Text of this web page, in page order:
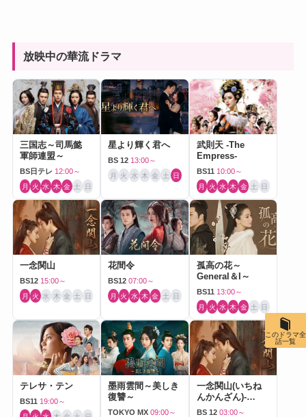
放映中の華流ドラマ
三国志～司馬懿
軍師連盟～
BS日テレ 12:00～
月 火 水 木 金 土 日
星より輝く君へ
BS 12 13:00～
月 火 水 木 金 土 日
武則天 -The
Empress-
BS11 10:00～
月 火 水 木 金 土 日
一念関山
BS12 15:00～
月 火 水 木 金 土 日
花間令
BS12 07:00～
月 火 水 木 金 土 日
孤高の花～
General＆I～
BS11 13:00～
月 火 水 木 金 土 日
テレサ・テン
BS11 19:00～
墨雨雲間～美しき
復讐～
TOKYO MX 09:00～
一念関山(いちね
んかんざん)-
Journey to Love-
BS 12 03:00～
このドラマ全
話一覧